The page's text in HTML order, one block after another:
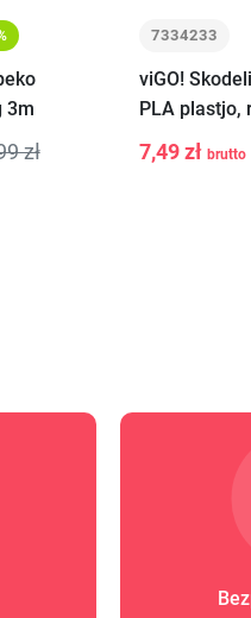
3m
zł
to
7334233
viGO!
PLA plastjo,
7,49 złbrutto
- +